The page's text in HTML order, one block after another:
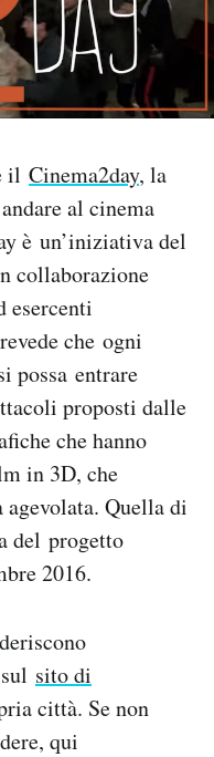
il Cinema2day, la
al cinema
è un’iniziativa del
collaborazione
esercenti
che ogni
possa entrare
proposti dalle
che hanno
in 3D, che
agevolata. Quella di
del progetto
2016.
sito di
città. Se non
qui